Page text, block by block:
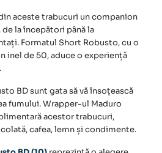
aceste trabucuri un companion
la începători până la
Formatul Short Robusto, cu o
inel de 50, aduce o experiență
BD sunt gata să vă însoțească
fumului. Wrapper-ul Maduro
acestor trabucuri,
cafea, lemn și condimente.